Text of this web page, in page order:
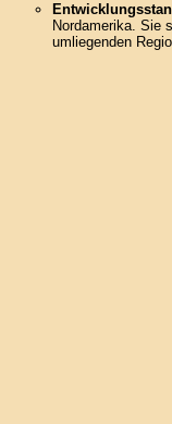
Nordamerika. Sie
umliegenden